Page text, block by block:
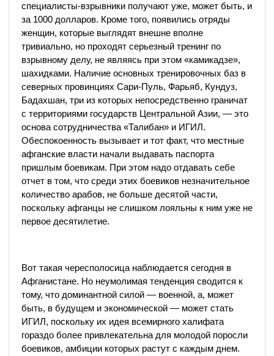
специалисты-взрывники получают уже, может быть, и
за 1000 долларов. Кроме того, появились отряды
женщин, которые выглядят внешне вполне
тривиально, но проходят серьезный тренинг по
взрывному делу, не являясь при этом «камикадзе»,
шахидками. Наличие основных тренировочных баз в
северных провинциях Сари-Пуль, Фарьяб, Кундуз,
Бадахшан, три из которых непосредственно граничат
с территориями государств Центральной Азии, — это
основа сотрудничества «Талибан» и ИГИЛ.
Обеспокоенность вызывает и тот факт, что местные
афганские власти начали выдавать паспорта
пришлым боевикам. При этом надо отдавать себе
отчет в том, что среди этих боевиков незначительное
количество арабов, не больше десятой части,
поскольку афганцы не слишком лояльны к ним уже не
первое десятилетие.
Вот такая чересполосица наблюдается сегодня в
Афганистане. Но неумолимая тенденция сводится к
тому, что доминантной силой — военной, а, может
быть, в будущем и экономической — может стать
ИГИЛ, поскольку их идея всемирного халифата
гораздо более привлекательна для молодой поросли
боевиков, амбиции которых растут с каждым днем.